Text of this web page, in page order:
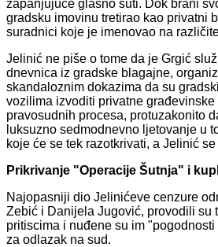
zapanjujuće glasno šuti. Dok brani
gradsku imovinu tretirao kao privatni
suradnici koje je imenovao na
Jelinić ne piše o tome da je Grgić
dnevnica iz gradske blagajne,
skandaloznim dokazima da su
vozilima izvoditi privatne
pravosudnih procesa, protuzakonito
luksuzno sedmodnevno ljetovanje u
koje će se tek razotkrivati, a Jelinić
Prikrivanje "Operacije Šutnja" i
Najopasniji dio Jelinićeve cenzure
Zebić i Danijela Jugović, provodili su
pritiscima i nuđene su im
za odlazak na sud.